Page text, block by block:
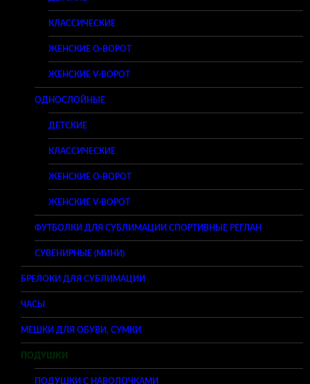
КЛАССИЧЕСКИЕ
ЖЕНСКИЕ O-ВОРОТ
ЖЕНСКИЕ V-ВОРОТ
ОДНОСЛОЙНЫЕ
ДЕТСКИЕ
КЛАССИЧЕСКИЕ
ЖЕНСКИЕ O-ВОРОТ
ЖЕНСКИЕ V-ВОРОТ
ФУТБОЛКИ ДЛЯ СУБЛИМАЦИИ СПОРТИВНЫЕ РЕГЛАН
СУВЕНИРНЫЕ (МИНИ)
БРЕЛОКИ ДЛЯ СУБЛИМАЦИИ
ЧАСЫ
МЕШКИ ДЛЯ ОБУВИ, СУМКИ
ПОДУШКИ
ПОДУШКИ С НАВОЛОЧКАМИ